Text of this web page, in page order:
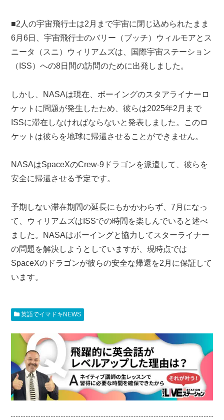
■2人の宇宙飛行士は2月まで宇宙に閉じ込められたまま
6月6日、宇宙飛行士のバリー（ブッチ）ウィルモアとス
ニータ（スニ）ウィリアムズは、国際宇宙ステーション
（ISS）への8日間の訪問のために出発しました。
しかし、NASAは現在、ボーイングのスタアライナーロ
ケットに問題が発生したため、彼らは2025年2月まで
ISSに滞在しなければならないと発表しました。このロ
ケットは彼らを地球に帰還させることができません。
NASAはSpaceXのCrew-9ドラゴンを派遣して、彼らを
安全に帰還させる予定です。
予期しない滞在期間の延長にもかかわらず、7月になっ
て、ウィリアムズはISSでの時間を楽しんでいると述べ
ました。NASAはボーイングと協力してスターライナー
の問題を解決しようとしていますが、現時点では
SpaceXのドラゴンが彼らの安全な帰還を2月に保証して
います。
英語でイマドキNEWS